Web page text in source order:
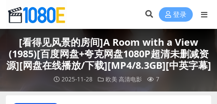
登录
[看得见风景的房间]A Room with a View
(1985)[百度网盘+夸克网盘1080P超清未删减资
源][网盘在线播放/下载][MP4/8.3GB][中英字幕]
2025-11-28 欧美高清电影 7